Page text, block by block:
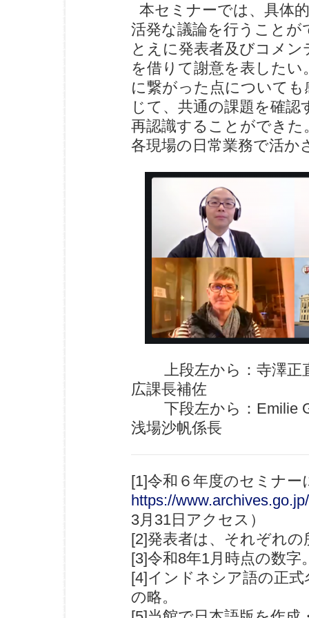
本セミナーでは、具体
活発な議論を行うこと
とえに発表者及びコメ
を借りて謝意を表した
に繋がった点について
じて、共通の課題を確
再認識することができ
各現場の日常業務で活か
上段左から：寺澤正直
広課長補佐
下段左から：Emilie
浅場沙帆係長
[1]令和６年度のセミナ
https://
3月31日アクセス）
[2]発表者は、それぞれ
[3]令和8年1月時点の数字
[4]インドネシア語の正式
の略。